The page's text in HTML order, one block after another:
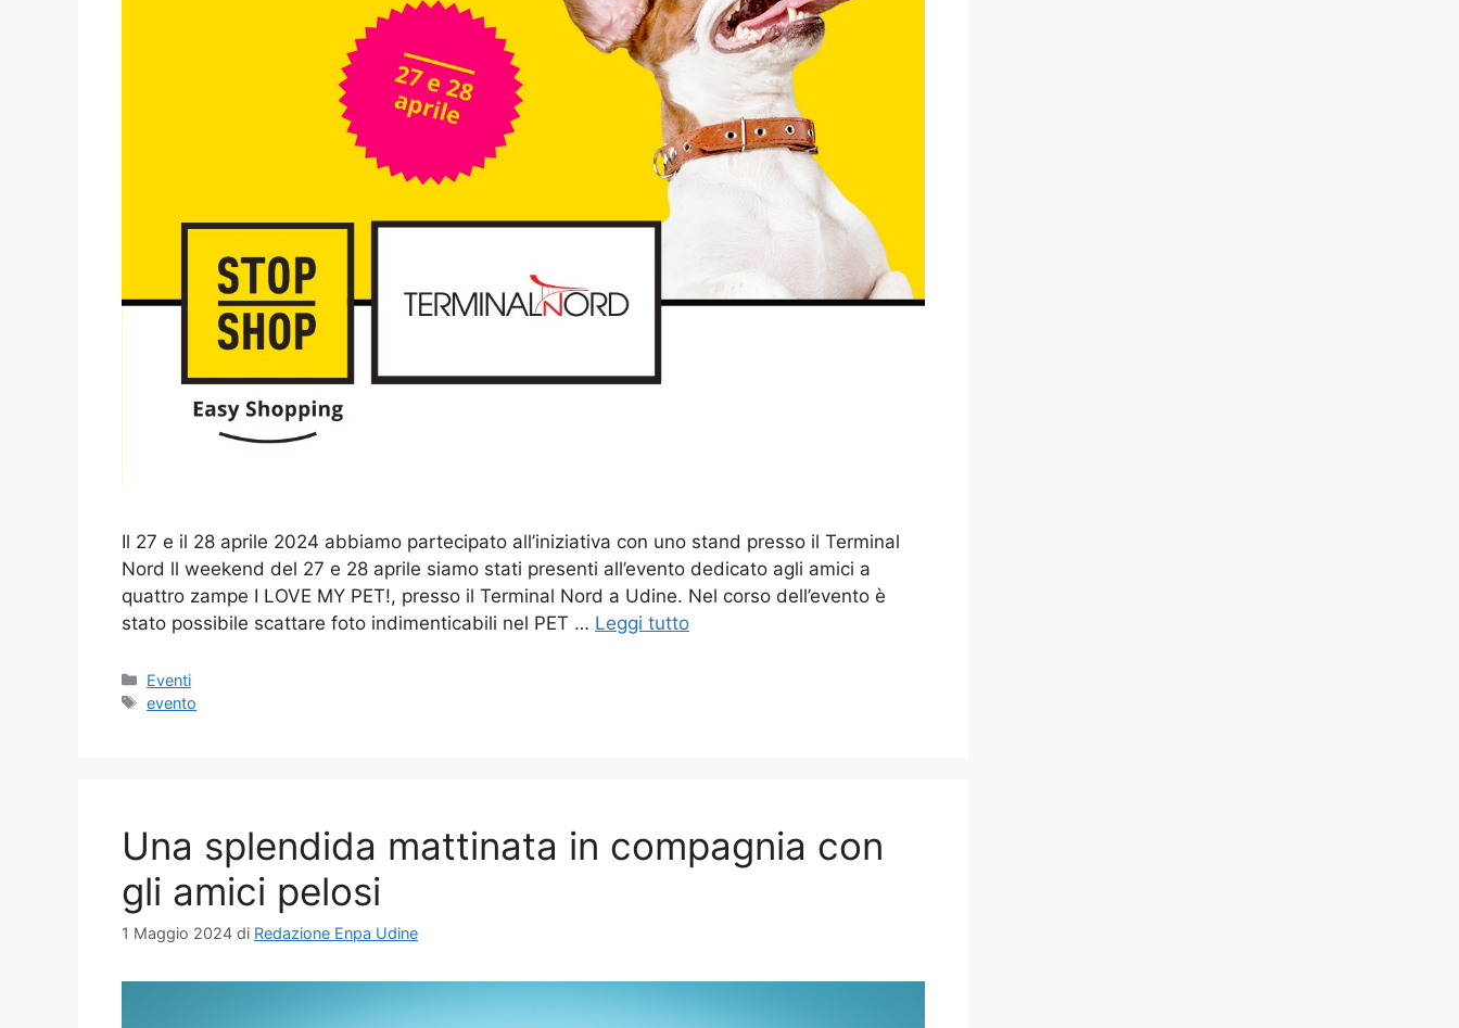
Il 27 e il 28 aprile 2024 abbiamo partecipato all’iniziativa con uno stand presso il Terminal
Nord ll weekend del 27 e 28 aprile siamo stati presenti all’evento dedicato agli amici a
quattro zampe I LOVE MY PET!, presso il Terminal Nord a Udine. Nel corso dell’evento è
stato possibile scattare foto indimenticabili nel PET … Leggi tutto
Categorie
Eventi
Tag
evento
Una splendida mattinata in compagnia con
gli amici pelosi
1 Maggio 2024 di Redazione Enpa Udine